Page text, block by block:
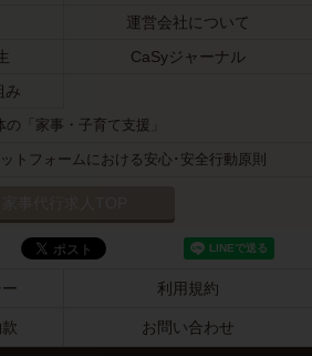
運営会社について
CaSyジャーナル
み
の「家事・子育て支援」
トフォームにおける安心･安全行動原則
利用規約
お問い合わせ